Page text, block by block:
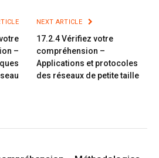
–
NEXT ARTICLE
17.2.4 Vérifiez votre
compréhension –
Applications et protocoles
des réseaux de petite taille